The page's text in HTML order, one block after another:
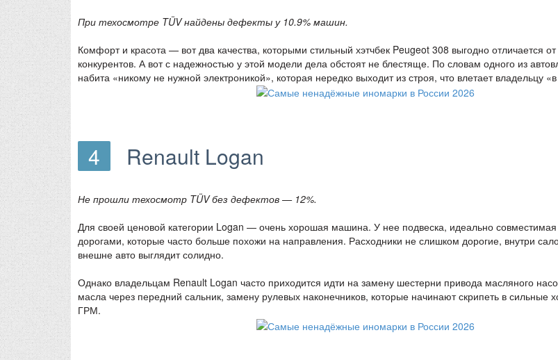
При техосмотре TÜV найдены дефекты у 10.9% машин.
Комфорт и красота — вот два качества, которыми стильный хэтчбек Peugeot 308 выгодно отличается
конкурентов. А вот с надежностью у этой модели дела обстоят не блестяще. По словам одного из
набита «никому не нужной электроникой», которая нередко выходит из строя, что влетает владельцу
4 Renault Logan
Не прошли техосмотр TÜV без дефектов — 12%.
Для своей ценовой категории Logan — очень хорошая машина. У нее подвеска, идеально совместимая
дорогами, которые часто больше похожи на направления. Расходники не слишком дорогие, внутри
внешне авто выглядит солидно.
Однако владельцам Renault Logan часто приходится идти на замену шестерни привода масляного
масла через передний сальник, замену рулевых наконечников, которые начинают скрипеть в сильные
ГРМ.